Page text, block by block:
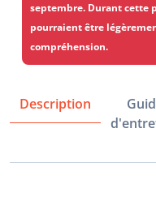
septembre. Durant cette
pourraient être
compréhension.
Description